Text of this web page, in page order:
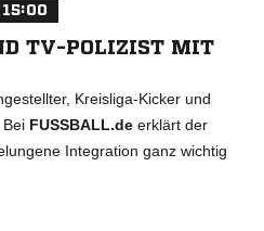
TV-POLIZIST MIT
Kreisliga-Kicker und
FUSSBALL.de erklärt der
Integration ganz wichtig